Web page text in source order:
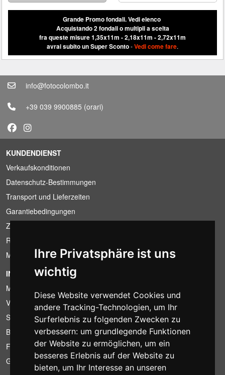
Ihre Privatsphäre ist uns
wichtig
Diese Website verwendet Cookies und
andere Tracking-Technologien, um Ihr
Surferlebnis zu folgenden Zwecken zu
verbessern: um grundlegende Funktionen
der Website zu ermöglichen, um ein
besseres Erlebnis auf der Website zu
bieten, um Ihr Interesse an unseren
Grande Promo fondali.Vedi elenco
Acquistando 2 fondali o multipli a scelta
fra queste misure 1,35x11m - 2,18x11m - 2,72x11m
avrai subito un Super Sconto-Vedi come fare.
info@fotocolombo.it
+39 039 9900885 (orari)
KUNDENDIENST
Verkaufskonditionen
Datenschutz-Bestimmungen
Transport und Lieferzeiten
Garantiebedingungen
Zahlungsbedingungen
Ruecktrittsrecht
MwSt-Bedingungen
INFORMATION
Mietbedingungen
Verkaufsangebote
Sparpakete
Billiger gefunden?
Finanzierung
Gebrauchtartikel